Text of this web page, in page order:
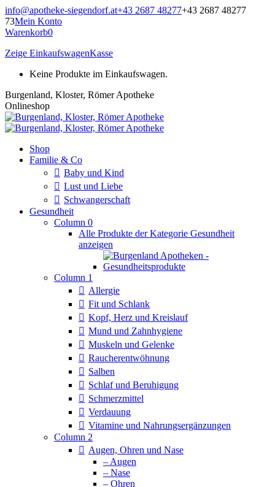
Zum
Inhalt
springen
info@apotheke-siegendorf.at+43 2687 48277+43 2687 48277
73Mein Konto
Warenkorb0
Zeige EinkaufswagenKasse
Keine Produkte im Einkaufswagen.
Burgenland, Kloster, Römer Apotheke
Onlineshop
Shop
Familie & Co
Baby und Kind
Lust und Liebe
Schwangerschaft
Gesundheit
Column 0
Alle Produkte der Kategorie Gesundheit
anzeigen
Column 1
Allergie
Fit und Schlank
Kopf, Herz und Kreislauf
Mund und Zahnhygiene
Muskeln und Gelenke
Raucherentwöhnung
Salben
Schlaf und Beruhigung
Schmerzmittel
Verdauung
Vitamine und Nahrungsergänzungen
Column 2
Augen, Ohren und Nase
– Augen
– Nase
– Ohren